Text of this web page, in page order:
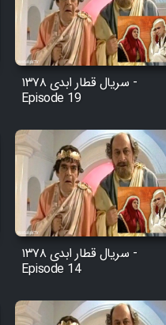
- Dooble
Enghelab)
Dir
Oday 1381
سریال قطار ابدی ۱۳۷۸ -
Episode 19
سریال قطار ابدی ۱۳۷۸ -
Episode 14